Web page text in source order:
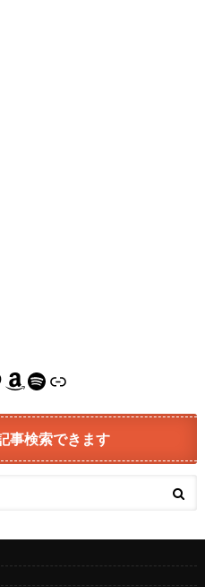
Amazon
Spotify
リンク
事検索できます